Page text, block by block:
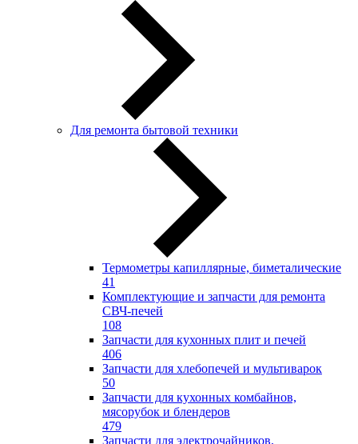
Для ремонта бытовой техники
Термометры капиллярные, биметалические
41
Комплектующие и запчасти для ремонта
СВЧ-печей
108
Запчасти для кухонных плит и печей
406
Запчасти для хлебопечей и мультиварок
50
Запчасти для кухонных комбайнов,
мясорубок и блендеров
479
Запчасти для электрочайников,